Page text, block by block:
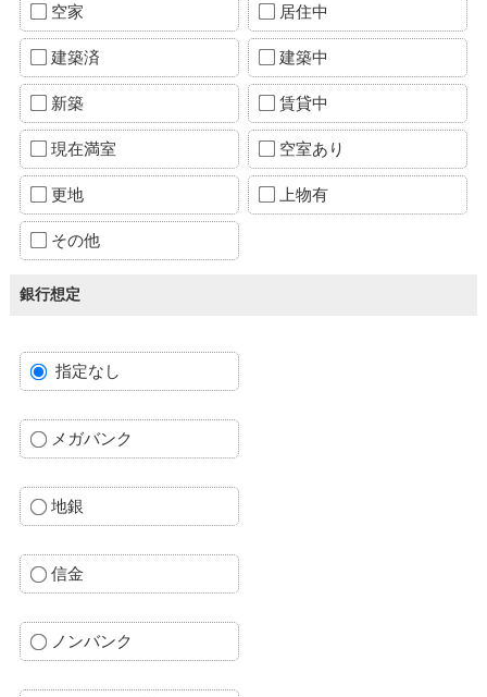
空家 居住中
建築済 建築中
新築 賃貸中
現在満室 空室あり
更地 上物有
その他
銀行想定
指定なし
メガバンク
地銀
信金
ノンバンク